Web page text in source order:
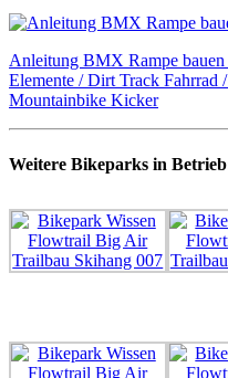
Anleitung BMX Rampe
Elemente / Dirt Track Fahrrad
Mountainbike Kicker
Weitere Bikeparks in